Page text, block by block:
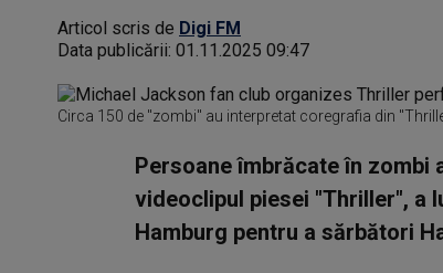
Articol scris de Digi FM
Data publicării: 01.11.2025 09:47
Circa 150 de "zombi" au interpretat coregrafia din
Persoane îmbrăcate în
videoclipul piesei "Thriller", a
Hamburg pentru a sărbători